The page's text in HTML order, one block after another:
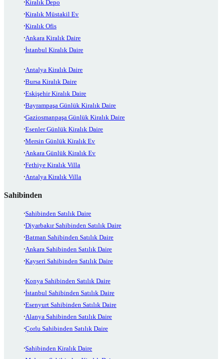
Kiralık Depo
Kiralık Müstakil Ev
Kiralık Ofis
Ankara Kiralık Daire
İstanbul Kiralık Daire
Antalya Kiralık Daire
Bursa Kiralık Daire
Eskişehir Kiralık Daire
Bayrampaşa Günlük Kiralık Daire
Gaziosmanpaşa Günlük Kiralık Daire
Esenler Günlük Kiralık Daire
Mersin Günlük Kiralık Ev
Ankara Günlük Kiralık Ev
Fethiye Kiralık Villa
Antalya Kiralık Villa
Sahibinden
Sahibinden Satılık Daire
Diyarbakır Sahibinden Satılık Daire
Batman Sahibinden Satılık Daire
Ankara Sahibinden Satılık Daire
Kayseri Sahibinden Satılık Daire
Konya Sahibinden Satılık Daire
İstanbul Sahibinden Satılık Daire
Esenyurt Sahibinden Satılık Daire
Alanya Sahibinden Satılık Daire
Çorlu Sahibinden Satılık Daire
Sahibinden Kiralık Daire